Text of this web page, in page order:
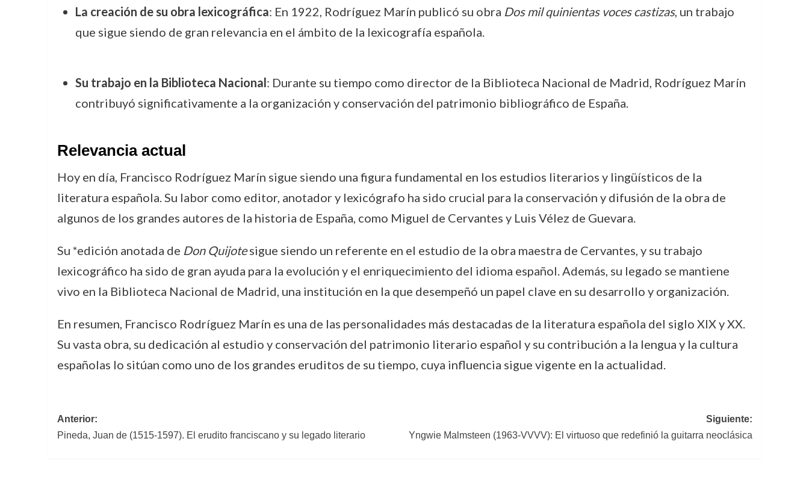
La creación de su obra lexicográfica: En 1922, Rodríguez Marín publicó su obra Dos mil quinientas voces castizas, un trabajo
que sigue siendo de gran relevancia en el ámbito de la lexicografía española.
Su trabajo en la Biblioteca Nacional: Durante su tiempo como director de la Biblioteca Nacional de Madrid, Rodríguez Marín
contribuyó significativamente a la organización y conservación del patrimonio bibliográfico de España.
Relevancia actual
Hoy en día, Francisco Rodríguez Marín sigue siendo una figura fundamental en los estudios literarios y lingüísticos de la
literatura española. Su labor como editor, anotador y lexicógrafo ha sido crucial para la conservación y difusión de la obra de
algunos de los grandes autores de la historia de España, como Miguel de Cervantes y Luis Vélez de Guevara.
Su *edición anotada de Don Quijotesigue siendo un referente en el estudio de la obra maestra de Cervantes, y su trabajo
lexicográfico ha sido de gran ayuda para la evolución y el enriquecimiento del idioma español. Además, su legado se mantiene
vivo en la Biblioteca Nacional de Madrid, una institución en la que desempeñó un papel clave en su desarrollo y organización.
En resumen, Francisco Rodríguez Marín es una de las personalidades más destacadas de la literatura española del siglo XIX y XX.
Su vasta obra, su dedicación al estudio y conservación del patrimonio literario español y su contribución a la lengua y la cultura
españolas lo sitúan como uno de los grandes eruditos de su tiempo, cuya influencia sigue vigente en la actualidad.
Navegación
Anterior:
Pineda, Juan de (1515-1597). El erudito franciscano y su legado literario
Siguiente:
Yngwie Malmsteen (1963-VVVV): El virtuoso que redefinió la guitarra neoclásica